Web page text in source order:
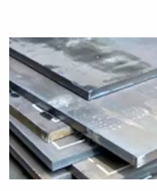
20К
20Х
25ХГСА
28С
30Г
30Х
30ХГСА